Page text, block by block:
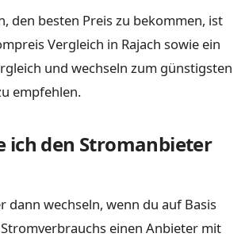
den besten Preis zu bekommen, ist
Vergleich in Rajach sowie ein
und wechseln zum günstigsten
empfehlen.
ich den Stromanbieter
dann wechseln, wenn du auf Basis
einen Anbieter mit